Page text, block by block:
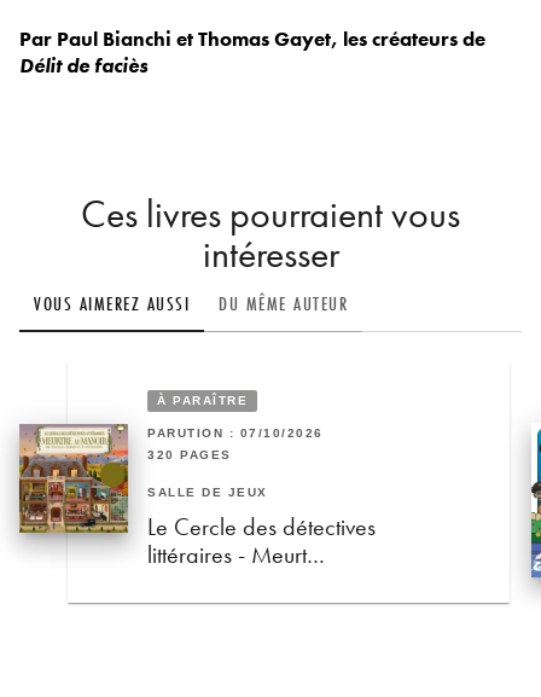
Par Paul Bianchi et Thomas Gayet, les créateurs de
Délit de faciès
Ces livres pourraient vous
intéresser
VOUS AIMEREZ AUSSI DU MÊME AUTEUR
À PARAÎTRE
PARUTION : 07/10/2026
320 PAGES
SALLE DE JEUX
Le Cercle des détectives
littéraires - Meurt…